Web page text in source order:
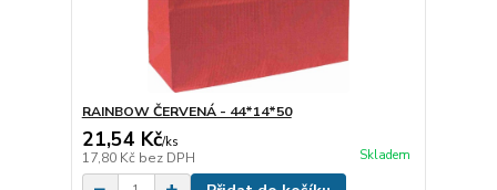
RAINBOW ČERVENÁ - 44*14*50
21,54 Kč/ks
17,80 Kč bez DPH Skladem